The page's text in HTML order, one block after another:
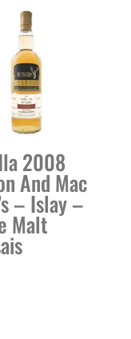
2008
And Mac
– Islay –
Malt